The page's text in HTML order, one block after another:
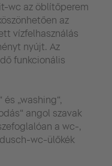
wc az öblítőperem
az
vízfelhasználás
nyújt. Az
funkcionális
„washing“,
angol szavak
a wc-,
wc-ülőkék